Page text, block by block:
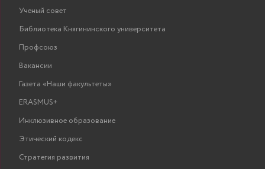
Ученый совет
Библиотека Княгининского университета
Профсоюз
Вакансии
Газета «Наши факультеты»
ERASMUS+
Инклюзивное образование
Этический кодекс
Стратегия развития